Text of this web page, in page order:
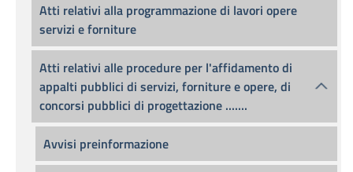
Atti relativi alla programmazione di lavori opere
servizi e forniture
Atti relativi alle procedure per l'affidamento di
appalti pubblici di servizi, forniture e opere, di
concorsi pubblici di progettazione .......
Avvisi preinformazione